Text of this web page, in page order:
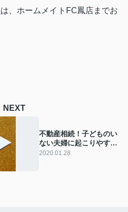
は、ホームメイト FC鳳店までお
NEXT
不動産相続！子どものい
ない夫婦に起こりやすい
トラブルは？
2020.01.28